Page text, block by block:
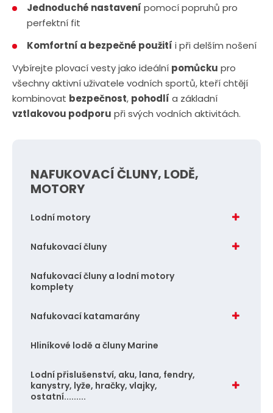
Jednoduché nastavení pomocí popruhů pro
perfektní fit
Komfortní a bezpečné použití i při delším nošení
Vybírejte plovací vesty jako ideální pomůcku pro
všechny aktivní uživatele vodních sportů, kteří chtějí
kombinovat bezpečnost, pohodlí a základní
vztlakovou podporu při svých vodních aktivitách.
NAFUKOVACÍ ČLUNY, LODĚ,
MOTORY
Lodní motory
Nafukovací čluny
Nafukovací čluny a lodní motory
komplety
Nafukovací katamarány
Hliníkové lodě a čluny Marine
Lodní přislušenství, aku, lana, fendry,
kanystry, lyže, hračky, vlajky,
ostatní.........